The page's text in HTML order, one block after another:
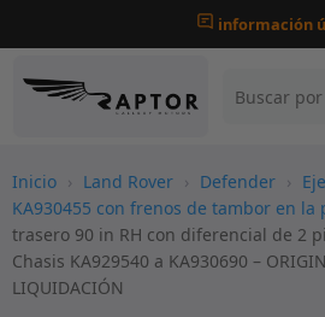
información
Inicio › Land Rover › Defender › Eje
KA930455 con frenos de tambor en la
trasero 90 in RH con diferencial de 2
Chasis KA929540 a KA930690 –
LIQUIDACIÓN